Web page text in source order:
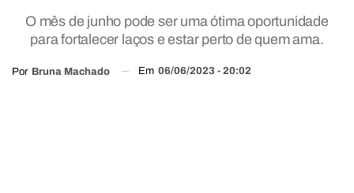
O mês de junho pode ser uma ótima oportunidade
para fortalecer laços e estar perto de quem ama.
Por Bruna Machado Em 06/06/2023 - 20:02